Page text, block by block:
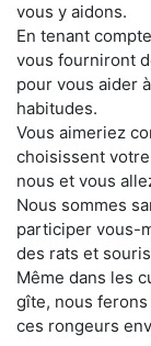
vous y aidons.
En tenant
vous fourniront
pour vous aider
habitudes.
Vous aimeriez
choisissent
nous et vous
Nous sommes
participer vous-
des rats et
Même dans les
gîte, nous
ces rongeurs